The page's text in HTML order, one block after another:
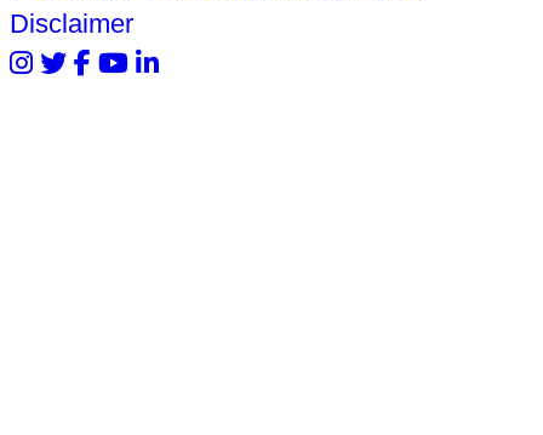
Disclaimer